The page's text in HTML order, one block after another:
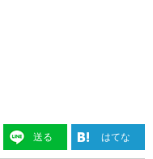
送る はてな